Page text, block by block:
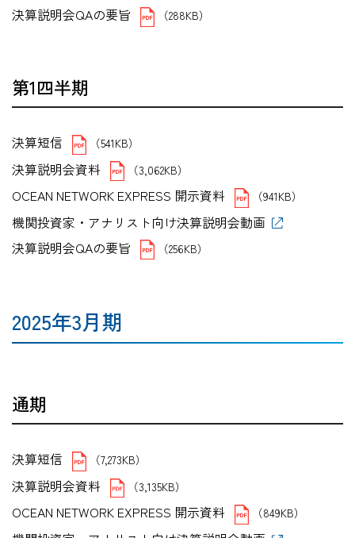
決算説明会QAの要旨
（288KB）
第1四半期
決算短信 （541KB）
決算説明会資料 （3,062KB）
OCEAN NETWORK EXPRESS 開示資料 （941KB）
機関投資家・アナリスト向け決算説明会動画
決算説明会QAの要旨
（256KB）
2025年3月期
通期
決算短信 （7,273KB）
決算説明会資料 （3,135KB）
OCEAN NETWORK EXPRESS 開示資料 （849KB）